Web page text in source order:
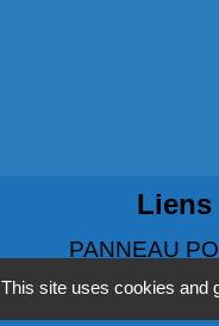
Liens
PANNEAU
This site uses cookies and